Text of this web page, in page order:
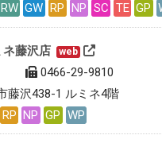
RW GW RP NP SC TE GP
藤沢店 web
0466-29-9810
藤沢438-1 ルミネ4階
RP NP GP WP